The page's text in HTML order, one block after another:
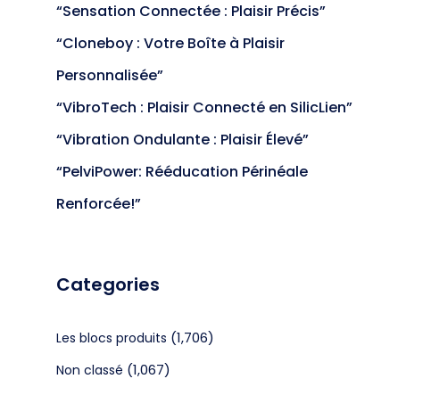
“Sensation Connectée : Plaisir Précis”
“Cloneboy : Votre Boîte à Plaisir
Personnalisée”
“VibroTech : Plaisir Connecté en SilicLien”
“Vibration Ondulante : Plaisir Élevé”
“PelviPower: Rééducation Périnéale
Renforcée!”
Categories
Les blocs produits (1,706)
Non classé (1,067)